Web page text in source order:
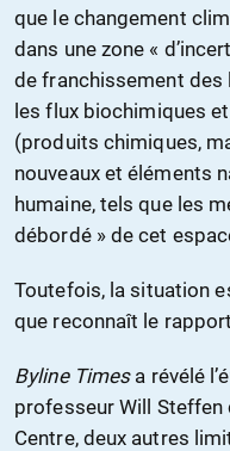
que le changement
dans une zone «
de franchissement des
les flux biochimiques
(produits chimiques,
nouveaux et éléments
humaine, tels que les
débordé » de cet
Toutefois, la situation
que reconnaît le rapport
Byline Timesa révélé
professeur Will
Centre, deux autres